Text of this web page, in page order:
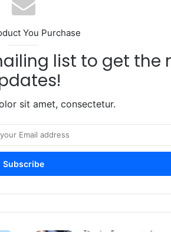
You Purchase
list to get the
sit amet, consectetur.